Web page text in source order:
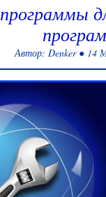
Автор: Denker ● 14